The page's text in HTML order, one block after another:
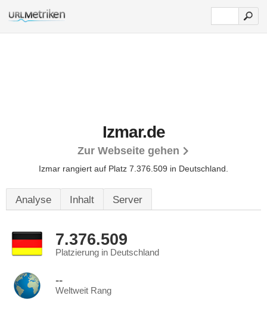
Izmar.de
Zur Webseite gehen
Izmar rangiert auf Platz 7.376.509 in Deutschland.
Analyse Inhalt Server
7.376.509
Platzierung in Deutschland
--
Weltweit Rang